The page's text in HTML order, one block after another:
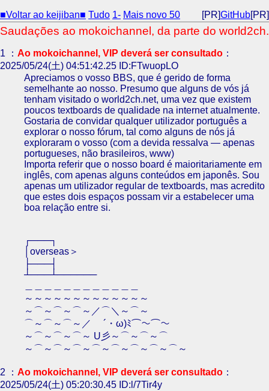
■Voltar ao keijiban■ Tudo 1- Mais novo 50 [PR]GitHub[PR]
Saudações ao mokoichannel, da parte do world2ch.
1 ： Ao mokoichannel, VIP deverá ser consultado ：
2025/05/24(土) 04:51:42.25 ID:FTwuopLO
Apreciamos o vosso BBS, que é gerido de forma
semelhante ao nosso. Presumo que alguns de vós já
tenham visitado o world2ch.net, uma vez que existem
poucos textboards de qualidade na internet atualmente.
Gostaria de convidar qualquer utilizador português a
explorar o nosso fórum, tal como alguns de nós já
exploraram o vosso (com a devida ressalva — apenas
portugueses, não brasileiros, www)
Importa referir que o nosso board é maioritariamente em
inglês, com apenas alguns conteúdos em japonês. Sou
apenas um utilizador regular de textboards, mas acredito
que estes dois espaços possam vir a estabelecer uma
boa relação entre si.
┌───┐
│overseas＞
├───┤
┴───┴──────
～～～～～～～～～～～～～
～⌒～⌒～⌒～／⌒＼～⌒～
⌒～⌒～⌒～／ ´・ω)ﾐ⌒～⌒～
～⌒～⌒～⌒～ U彡～⌒～⌒～⌒
～⌒～⌒～⌒～⌒～⌒～⌒～⌒～⌒～
2 ： Ao mokoichannel, VIP deverá ser consultado ：
2025/05/24(土) 05:20:30.45 ID:l/7Tir4y